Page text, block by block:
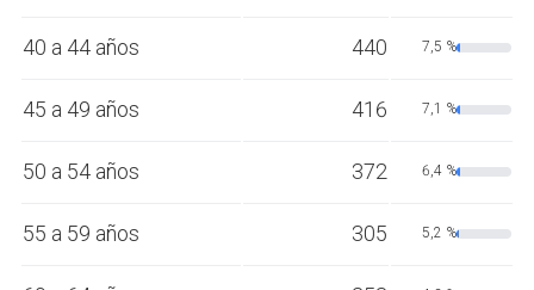
40 a 44 años 440 7,5 %
45 a 49 años 416 7,1 %
50 a 54 años 372 6,4 %
55 a 59 años 305 5,2 %